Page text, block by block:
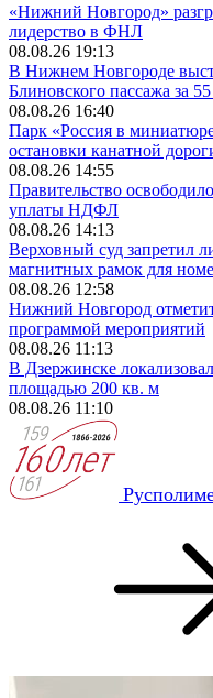
«Нижний Новгород»
лидерство в ФНЛ
08.08.26 19:13
В Нижнем Новгороде
Блиновского пассажа за
08.08.26 16:40
Парк «Россия в
остановки канатной
08.08.26 14:55
Правительство
уплаты НДФЛ
08.08.26 14:13
Верховный суд запретил
магнитных рамок для
08.08.26 12:58
Нижний Новгород
программой мероприятий
08.08.26 11:13
В Дзержинске
площадью 200 кв. м
08.08.26 11:10